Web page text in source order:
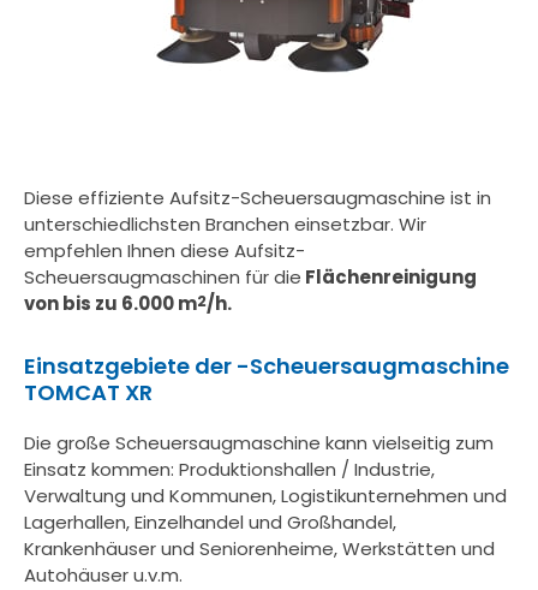
Diese effiziente Aufsitz-Scheuersaugmaschine ist in
unterschiedlichsten Branchen einsetzbar. Wir
empfehlen Ihnen diese Aufsitz-
Scheuersaugmaschinen für die Flächenreinigung
von bis zu 6.000 m2/h.
Einsatzgebiete der -Scheuersaugmaschine
TOMCAT XR
Die große Scheuersaugmaschine kann vielseitig zum
Einsatz kommen: Produktionshallen / Industrie,
Verwaltung und Kommunen, Logistikunternehmen und
Lagerhallen, Einzelhandel und Großhandel,
Krankenhäuser und Seniorenheime, Werkstätten und
Autohäuser u.v.m.